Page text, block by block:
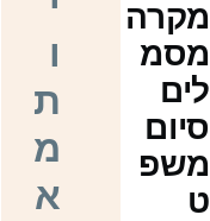
ו
ת
מ
א